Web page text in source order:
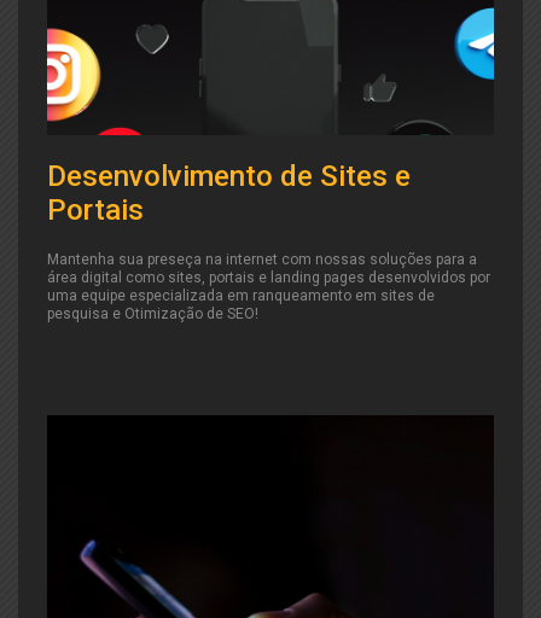
Desenvolvimento de Sites e
Portais
Mantenha sua preseça na internet com nossas soluções para a
área digital como sites, portais e landing pages desenvolvidos por
uma equipe especializada em ranqueamento em sites de
pesquisa e Otimização de SEO!